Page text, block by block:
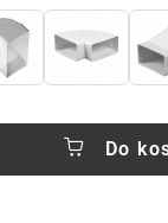
Do